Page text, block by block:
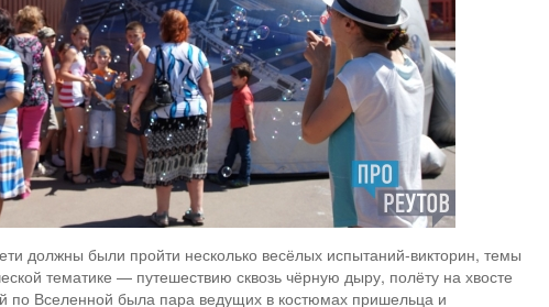
должны были пройти несколько весёлых испытаний-викторин, темы
тематике — путешествию сквозь чёрную дыру, полёту на хвосте
по Вселенной была пара ведущих в костюмах пришельца и